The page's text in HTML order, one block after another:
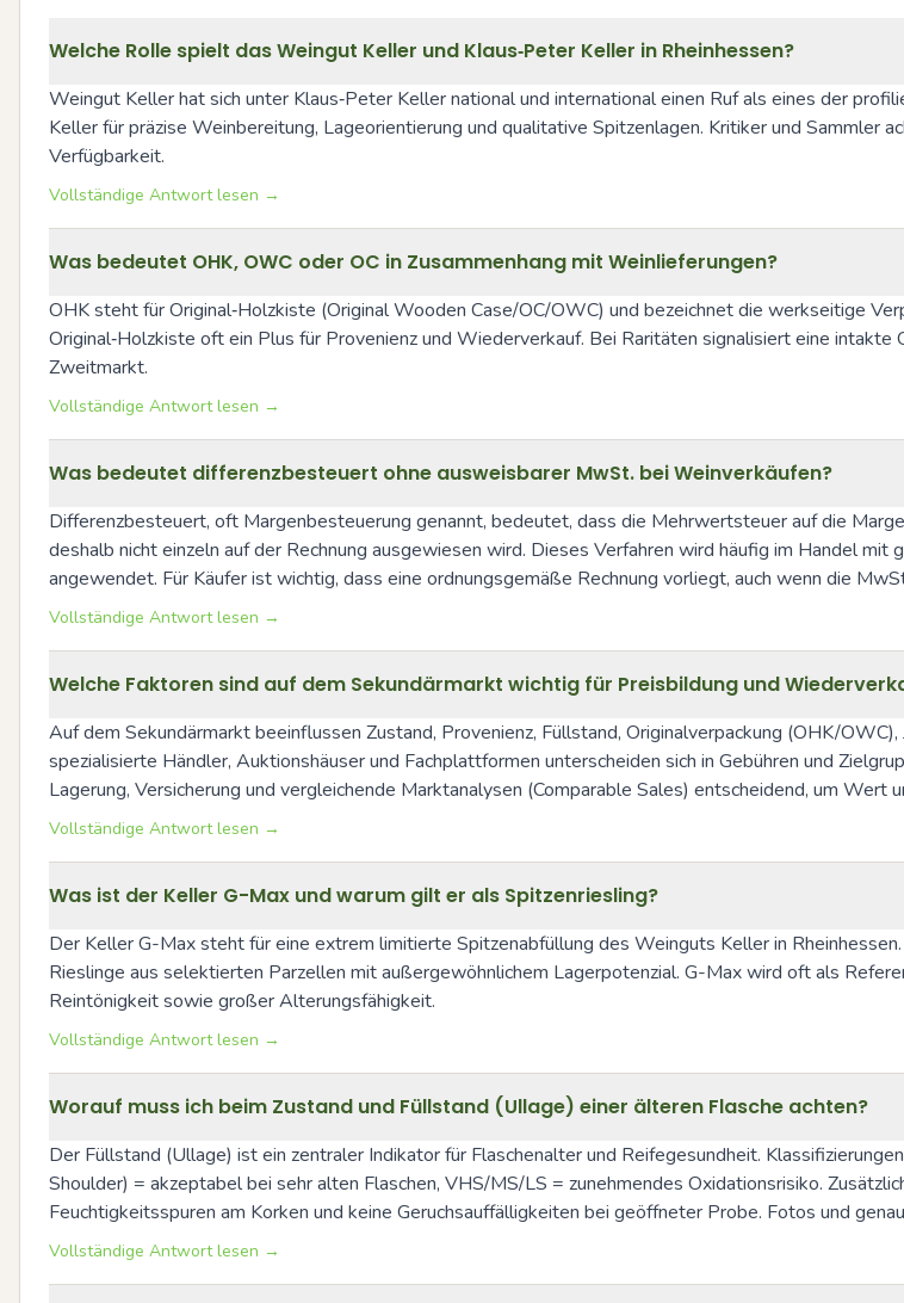
Welche Rolle spielt das Weingut Keller und Klaus‑Peter Keller in Rheinhessen?
Weingut Keller hat sich unter Klaus‑Peter Keller national und international einen Ruf als eines der
Keller für präzise Weinbereitung, Lageorientierung und qualitative Spitzenlagen. Kritiker und Sammler
Verfügbarkeit.
Vollständige Antwort lesen →
Was bedeutet OHK, OWC oder OC in Zusammenhang mit Weinlieferungen?
OHK steht für Original‑Holzkiste (Original Wooden Case/OC/OWC) und bezeichnet die werkseitige
Original‑Holzkiste oft ein Plus für Provenienz und Wiederverkauf. Bei Raritäten signalisiert eine
Zweitmarkt.
Vollständige Antwort lesen →
Was bedeutet differenzbesteuert ohne ausweisbarer MwSt. bei Weinverkäufen?
Differenzbesteuert, oft Margenbesteuerung genannt, bedeutet, dass die Mehrwertsteuer auf die
deshalb nicht einzeln auf der Rechnung ausgewiesen wird. Dieses Verfahren wird häufig im Handel
angewendet. Für Käufer ist wichtig, dass eine ordnungsgemäße Rechnung vorliegt, auch wenn die
Vollständige Antwort lesen →
Welche Faktoren sind auf dem Sekundärmarkt wichtig für Preisbildung und
Auf dem Sekundärmarkt beeinflussen Zustand, Provenienz, Füllstand, Originalverpackung (OHK/
spezialisierte Händler, Auktionshäuser und Fachplattformen unterscheiden sich in Gebühren und
Lagerung, Versicherung und vergleichende Marktanalysen (Comparable Sales) entscheidend, um Wert
Vollständige Antwort lesen →
Was ist der Keller G-Max und warum gilt er als Spitzenriesling?
Der Keller G-Max steht für eine extrem limitierte Spitzenabfüllung des Weinguts Keller in
Rieslinge aus selektierten Parzellen mit außergewöhnlichem Lagerpotenzial. G-Max wird oft als
Reintönigkeit sowie großer Alterungsfähigkeit.
Vollständige Antwort lesen →
Worauf muss ich beim Zustand und Füllstand (Ullage) einer älteren Flasche achten?
Der Füllstand (Ullage) ist ein zentraler Indikator für Flaschenalter und Reifegesundheit.
Shoulder) = akzeptabel bei sehr alten Flaschen, VHS/MS/LS = zunehmendes Oxidationsrisiko.
Feuchtigkeitsspuren am Korken und keine Geruchsauffälligkeiten bei geöffneter Probe. Fotos und
Vollständige Antwort lesen →